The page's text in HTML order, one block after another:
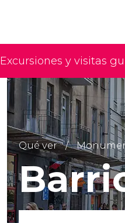
Excursiones y visitas
Qué ver